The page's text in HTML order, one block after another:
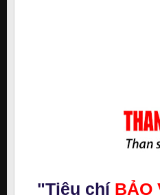
"Tiêu chí BẢO